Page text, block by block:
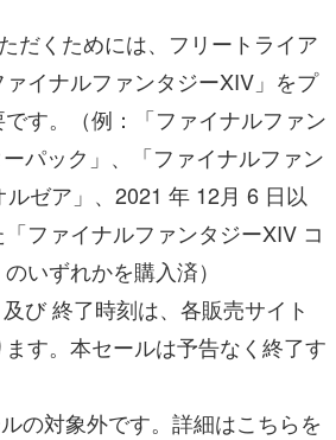
だくためには、フリートライア
イナルファンタジーXIV」をプ
す。（例：「ファイナルファン
パック」、「ファイナルファン
ゼア」、2021 年 12月 6 日以
ファイナルファンタジーXIV コ
いずれかを購入済）
び 終了時刻は、各販売サイト
す。本セールは予告なく終了す
の対象外です。詳細はこちらを